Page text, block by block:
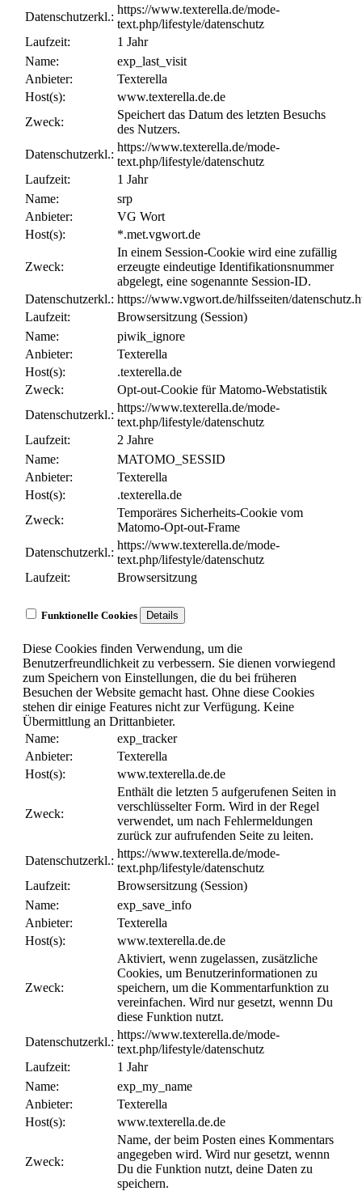
Datenschutzerkl.:
https://www.texterella.de/mode-
text.php/lifestyle/datenschutz
Laufzeit:
1 Jahr
Name:
exp_last_visit
Anbieter:
Texterella
Host(s):
www.texterella.de.de
Zweck:
Speichert das Datum des letzten Besuchs
des Nutzers.
Datenschutzerkl.:
https://www.texterella.de/mode-
text.php/lifestyle/datenschutz
Laufzeit:
1 Jahr
Name:
srp
Anbieter:
VG Wort
Host(s):
*.met.vgwort.de
Zweck:
In einem Session-Cookie wird eine zufällig
erzeugte eindeutige Identifikationsnummer
abgelegt, eine sogenannte Session-ID.
Datenschutzerkl.: https://www.vgwort.de/hilfsseiten/
Laufzeit:
Browsersitzung (Session)
Name:
piwik_ignore
Anbieter:
Texterella
Host(s):
.texterella.de
Zweck:
Opt-out-Cookie für Matomo-Webstatistik
Datenschutzerkl.:
https://www.texterella.de/mode-
text.php/lifestyle/datenschutz
Laufzeit:
2 Jahre
Name:
MATOMO_SESSID
Anbieter:
Texterella
Host(s):
.texterella.de
Zweck:
Temporäres Sicherheits-Cookie vom
Matomo-Opt-out-Frame
Datenschutzerkl.:
https://www.texterella.de/mode-
text.php/lifestyle/datenschutz
Laufzeit:
Browsersitzung
Funktionelle Cookies Details
Diese Cookies finden Verwendung, um die
Benutzerfreundlichkeit zu verbessern. Sie dienen vorwiegend
zum Speichern von Einstellungen, die du bei früheren
Besuchen der Website gemacht hast. Ohne diese Cookies
stehen dir einige Features nicht zur Verfügung. Keine
Übermittlung an Drittanbieter.
Name:
exp_tracker
Anbieter:
Texterella
Host(s):
www.texterella.de.de
Zweck:
Enthält die letzten 5 aufgerufenen Seiten in
verschlüsselter Form. Wird in der Regel
verwendet, um nach Fehlermeldungen
zurück zur aufrufenden Seite zu leiten.
Datenschutzerkl.:
https://www.texterella.de/mode-
text.php/lifestyle/datenschutz
Laufzeit:
Browsersitzung (Session)
Name:
exp_save_info
Anbieter:
Texterella
Host(s):
www.texterella.de.de
Zweck:
Aktiviert, wenn zugelassen, zusätzliche
Cookies, um Benutzerinformationen zu
speichern, um die Kommentarfunktion zu
vereinfachen. Wird nur gesetzt, wennn Du
diese Funktion nutzt.
Datenschutzerkl.:
https://www.texterella.de/mode-
text.php/lifestyle/datenschutz
Laufzeit:
1 Jahr
Name:
exp_my_name
Anbieter:
Texterella
Host(s):
www.texterella.de.de
Zweck:
Name, der beim Posten eines Kommentars
angegeben wird. Wird nur gesetzt, wennn
Du die Funktion nutzt, deine Daten zu
speichern.